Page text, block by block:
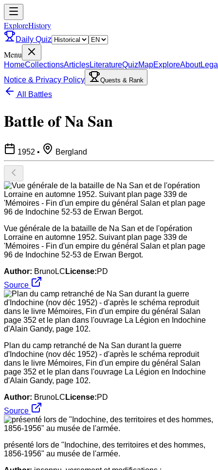
ExploreHistory
Daily Quiz
Menu
HomeCollectionsArticlesLiteratureQuizMapExploreAbout
Notice & Privacy Policy
Quests & Rank
All Battles
Battle of Na San
1952 • Bergland
Vue générale de la bataille de Na San et de l'opération
Lorraine en automne 1952. Suivant plan page 339 de
'Mémoires - Fin d'un empire du général Salan et plan page
96 de Indochine 52-53 de Erwan Bergot.
Author: BrunoLC License:PD
Source
Plan du camp retranché de Na San durant la guerre
d'Indochine (nov déc 1952) - d'après le schéma reproduit
dans le livre Mémoires, Fin d'un empire du général Salan
page 352 et le plan dans l'ouvrage La Légion en Indochine
d'Alain Gandy, page 102.
Author: BrunoLC License:PD
Source
présenté lors de "Indochine, des territoires et des hommes,
1856-1956" au musée de l'armée.